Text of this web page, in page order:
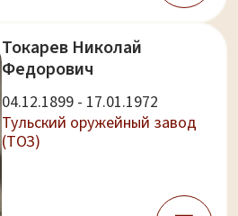
Токарев Николай
Федорович
04.12.1899 - 17.01.1972
Тульский оружейный завод
(ТОЗ)